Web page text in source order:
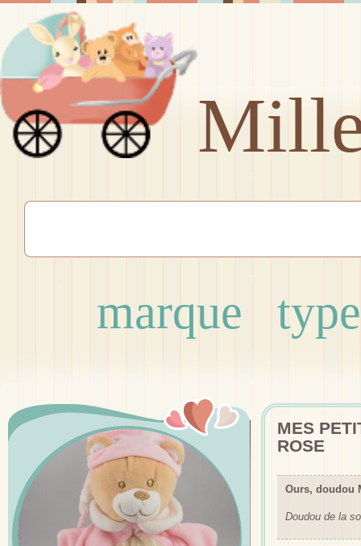
marque type
MES
ROSE
Ours, doudou
Doudou de la